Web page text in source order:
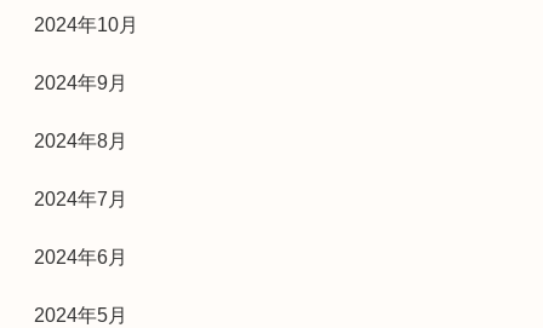
2024年10月
2024年9月
2024年8月
2024年7月
2024年6月
2024年5月